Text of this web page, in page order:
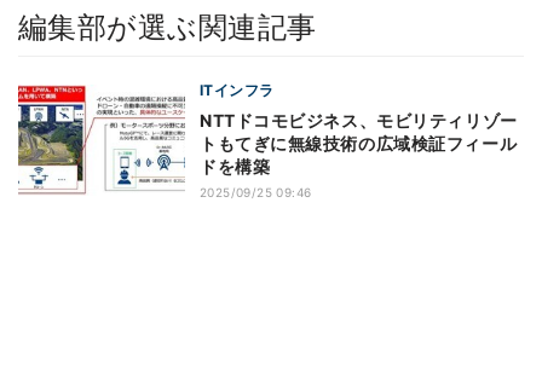
編集部が選ぶ関連記事
ITインフラ
NTTドコモビジネス、モビリティリゾー
トもてぎに無線技術の広域検証フィール
ドを構築
2025/09/25 09:46